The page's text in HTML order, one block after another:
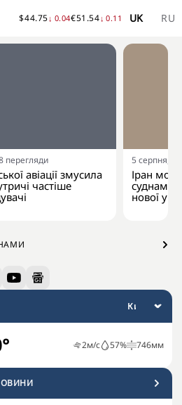
$44.75↓ 0.04€51.54↓ 0.11 UK RU
перегляди
авіації змусила
частіше
5 серпня,
Іран
суднами
нової
2м/с 57% 746мм